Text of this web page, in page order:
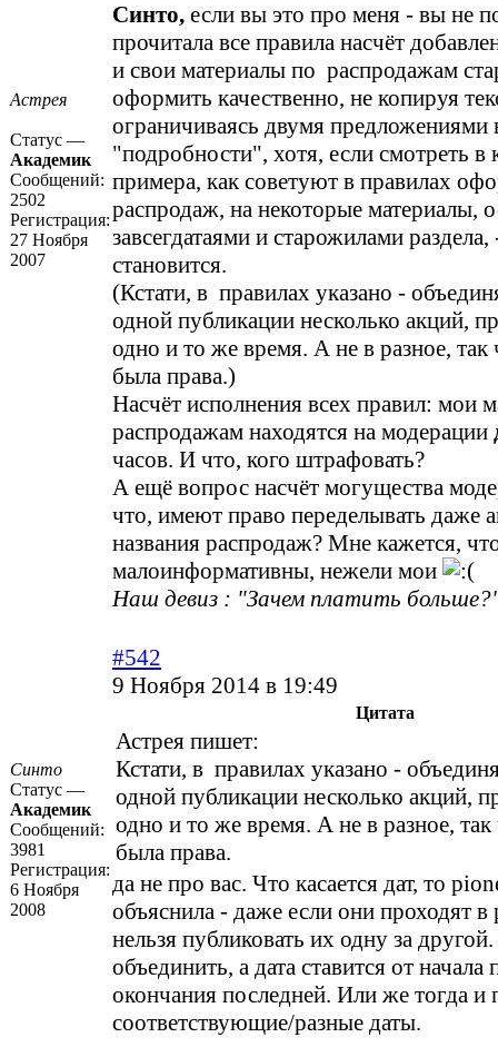
Астрея
Статус —
Академик
Сообщений:
2502
Регистрация:
27 Ноября
2007
Синто, если вы это про меня - вы не
прочитала все правила насчёт
и свои материалы по распродажам
оформить качественно, не копируя
ограничиваясь двумя предложениями
"подробности", хотя, если смотреть в
примера, как советуют в правилах
распродаж, на некоторые материалы,
завсегдатаями и старожилами
становится.
(Кстати, в правилах указано -
одной публикации несколько акций,
одно и то же время. А не в разное, так
была права.)
Насчёт исполнения всех правил: мои
распродажам находятся на модерации
часов. И что, кого штрафовать?
А ещё вопрос насчёт могущества
что, имеют право переделывать даже
названия распродаж? Мне кажется,
малоинформативны, нежели мои
Наш девиз : "Зачем платить
Синто
Статус —
Академик
Сообщений:
3981
Регистрация:
6 Ноября
2008
#542
9 Ноября 2014 в 19:49
Цитата
Астрея пишет:
Кстати, в правилах указано -
одной публикации несколько акций,
одно и то же время. А не в разное, так
была права.
да не про вас. Что касается дат, то
объяснила - даже если они проходят в
нельзя публиковать их одну за
объединить, а дата ставится от начала
окончания последней. Или же тогда и
соответствующие/разные даты.